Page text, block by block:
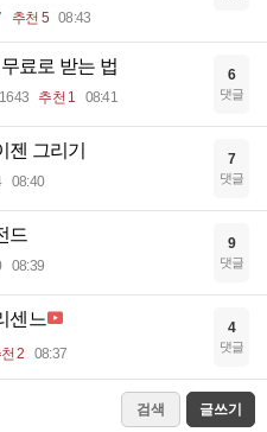
추천 5 08:43
료로 받는 법
추천 1 08:41
6
댓글
젠 그리기
08:40
7
댓글
드
08:39
9
댓글
센느
2 08:37
4
댓글
검색 글쓰기